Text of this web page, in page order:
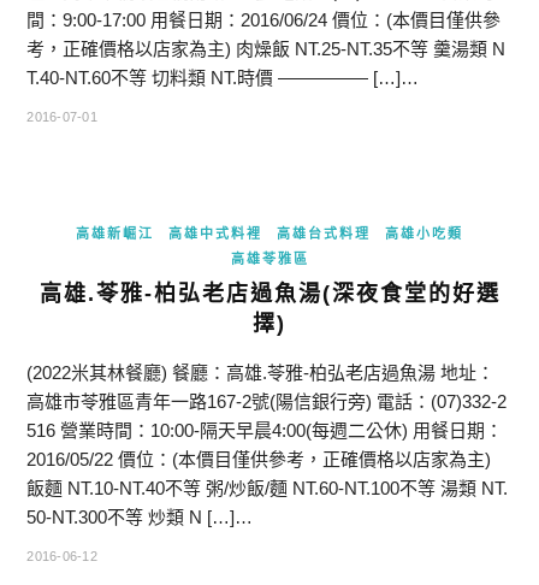
間：9:00-17:00 用餐日期：2016/06/24 價位：(本價目僅供參
考，正確價格以店家為主) 肉燥飯 NT.25-NT.35不等 羹湯類 N
T.40-NT.60不等 切料類 NT.時價 ————— […]…
2016-07-01
高雄新崛江 高雄中式料裡 高雄台式料理
高雄小吃類
高雄苓雅區
高雄.苓雅-柏弘老店過魚湯(深夜食堂的好選
擇)
(2022米其林餐廳) 餐廳：高雄.苓雅-柏弘老店過魚湯 地址：
高雄市苓雅區青年一路167-2號(陽信銀行旁) 電話：(07)332-2
516 營業時間：10:00-隔天早晨4:00(每週二公休) 用餐日期：
2016/05/22 價位：(本價目僅供參考，正確價格以店家為主)
飯麵 NT.10-NT.40不等 粥/炒飯/麵 NT.60-NT.100不等 湯類 NT.
50-NT.300不等 炒類 N […]…
2016-06-12